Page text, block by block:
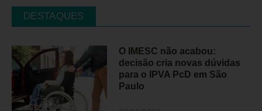
DESTAQUES
O IMESC não acabou:
decisão cria novas dúvidas
para o IPVA PcD em São
Paulo